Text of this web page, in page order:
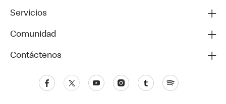
Servicios
Comunidad
Contáctenos